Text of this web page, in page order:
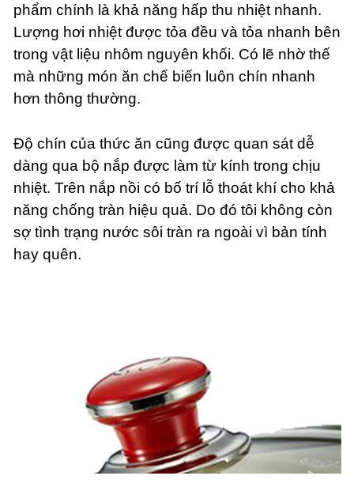
phẩm chính là khả năng hấp thu nhiệt nhanh.
Lượng hơi nhiệt được tỏa đều và tỏa nhanh bên
trong vật liệu nhôm nguyên khối. Có lẽ nhờ thế
mà những món ăn chế biến luôn chín nhanh
hơn thông thường.
Độ chín của thức ăn cũng được quan sát dễ
dàng qua bộ nắp được làm từ kính trong chịu
nhiệt. Trên nắp nồi có bố trí lỗ thoát khí cho khả
năng chống tràn hiệu quả. Do đó tôi không còn
sợ tình trạng nước sôi tràn ra ngoài vì bản tính
hay quên.